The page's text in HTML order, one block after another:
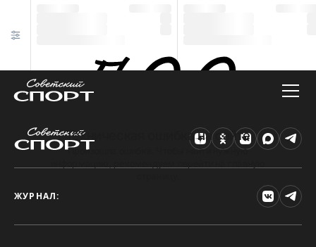
Техническая ошибка на сайте
Произошла ошибка. Чтобы найти нужную
ЖУРНАЛ: